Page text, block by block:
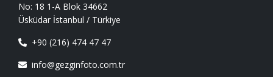
No: 18 1-A Blok 34662
Üsküdar İstanbul / Türkiye
+90 (216) 474 47 47
info@gezginfoto.com.tr